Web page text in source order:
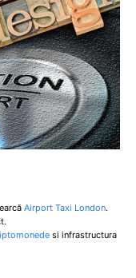
Airport Taxi London.
si infrastructura